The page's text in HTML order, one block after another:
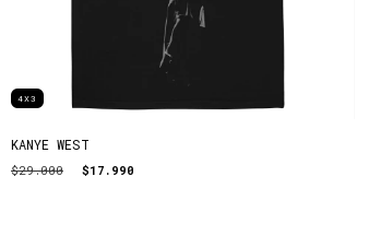
4X3
KANYE WEST
$29.000 $17.990